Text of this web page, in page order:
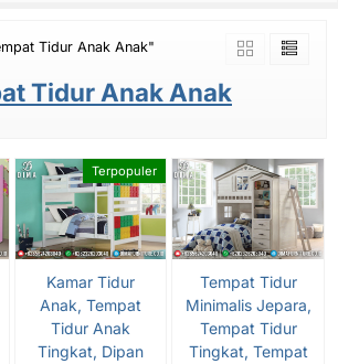
Tidur Anak Anak"
Tidur Anak Anak
Terpopuler
Kamar Tidur
Anak, Tempat
Tidur Anak
Tingkat, Dipan
Tempat Tidur
Minimalis Jepara,
Tempat Tidur
Tingkat, Tempat